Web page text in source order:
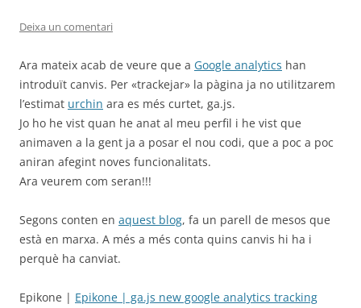
Deixa un comentari
Ara mateix acab de veure que a Google analytics han
introduït canvis. Per «trackejar» la pàgina ja no utilitzarem
l’estimat urchin ara es més curtet, ga.js.
Jo ho he vist quan he anat al meu perfil i he vist que
animaven a la gent ja a posar el nou codi, que a poc a poc
aniran afegint noves funcionalitats.
Ara veurem com seran!!!
Segons conten en aquest blog, fa un parell de mesos que
està en marxa. A més a més conta quins canvis hi ha i
perquè ha canviat.
Epikone | Epikone | ga.js new google analytics tracking